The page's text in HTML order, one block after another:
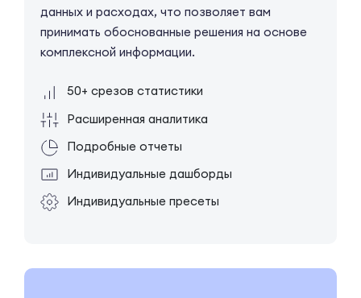
данных и расходах, что позволяет вам
принимать обоснованные решения на основе
комплексной информации.
50+ срезов статистики
Расширенная аналитика
Подробные отчеты
Индивидуальные дашборды
Индивидуальные пресеты